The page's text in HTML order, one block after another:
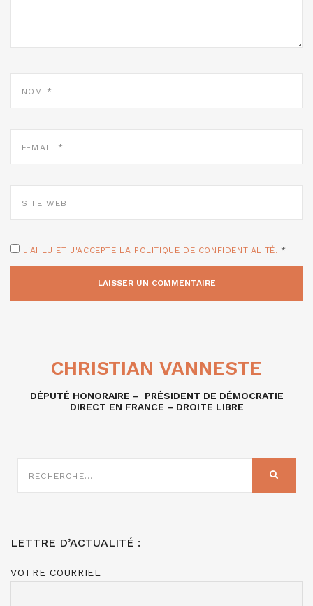
MAIL
WEB
J'AI LU ET J'ACCEPTE LA POLITIQUE DE CONFIDENTIALITÉ. *
CHRISTIAN VANNESTE
DÉPUTÉ HONORAIRE – PRÉSIDENT DE DÉMOCRATIE
DIRECT EN FRANCE – DROITE LIBRE
SUR
LETTRE D’ACTUALITÉ :
VOTRE COURRIEL